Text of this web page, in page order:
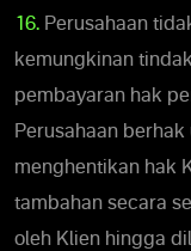
16. Perusahaan
kemungkinan
pembayaran hak
Perusahaan
menghentikan hak
tambahan secara
oleh Klien hingga